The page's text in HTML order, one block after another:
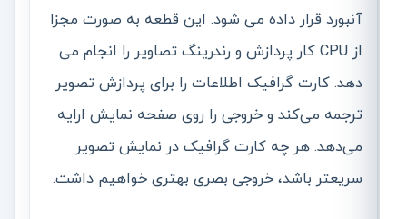
آنبورد قرار داده می شود. این قطعه به صورت مجزا
از CPU کار پردازش و رندرینگ تصاویر را انجام می
دهد. کارت گرافیک اطلاعات را برای پردازش تصویر
ترجمه می‌کند و خروجی را روی صفحه نمایش ارایه
می‌دهد. هر چه کارت گرافیک در نمایش تصویر
سریعتر باشد، خروجی بصری بهتری خواهیم داشت.